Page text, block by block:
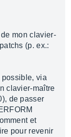
mon clavier-
(p. ex.:
via
clavier-maître
de passer
et
pour revenir